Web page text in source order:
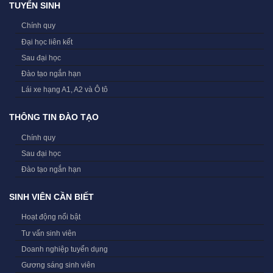
TUYỂN SINH
Chính quy
Đại học liên kết
Sau đại học
Đào tạo ngắn hạn
Lái xe hạng A1, A2 và Ô tô
THÔNG TIN ĐÀO TẠO
Chính quy
Sau đại học
Đào tạo ngắn hạn
SINH VIÊN CẦN BIẾT
Hoạt động nổi bật
Tư vấn sinh viên
Doanh nghiệp tuyển dụng
Gương sáng sinh viên